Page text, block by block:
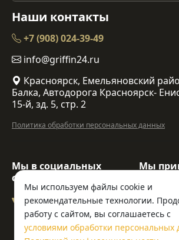
Мы используем файлы cookie и
рекомендательные технологии.
работу с сайтом, вы соглашаетесь с
условиями обработки персональных
Наши контакты
+7 (908) 024-39-49
info@griffin24.ru
Красноярск, Емельяновский
Балка, Автодорога Красноярск-
15-й, зд. 5, стр. 2
Политика обработки персональных данных
Мы в социальных
сетях:
Мы